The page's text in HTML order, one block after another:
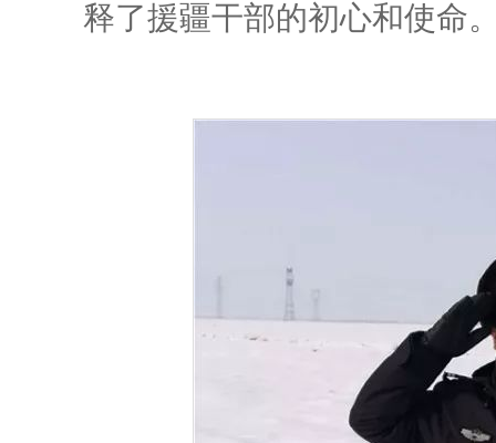
释了援疆干部的初心和使命